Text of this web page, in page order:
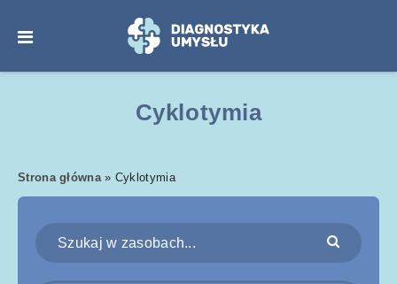
Cyklotymia
Strona główna» Cyklotymia